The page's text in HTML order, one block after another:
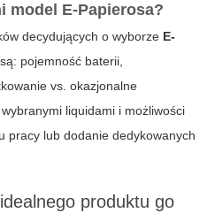
model E-Papierosa?
decydujących o wyborze E-
są: pojemność baterii,
vs. okazjonalne
liquidami i możliwości
pracy lub dodanie dedykowanych
produktu go